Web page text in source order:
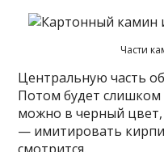
Части
Центральную часть
Потом будет слишком
можно в черный
— имитировать